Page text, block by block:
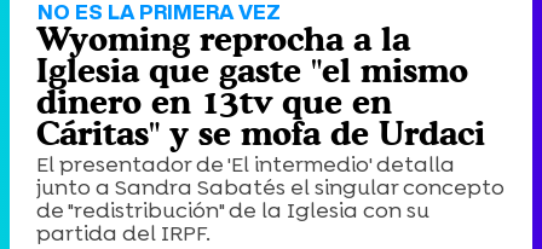
NO ES LA PRIMERA VEZ
Wyoming reprocha a la
Iglesia que gaste "el mismo
dinero en 13tv que en
Cáritas" y se mofa de Urdaci
El presentador de 'El intermedio' detalla
junto a Sandra Sabatés el singular concepto
de "redistribución" de la Iglesia con su
partida del IRPF.